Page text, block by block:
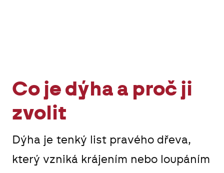
Co je dýha a proč ji
zvolit
Dýha je tenký list pravého dřeva,
který vzniká krájením nebo loupáním